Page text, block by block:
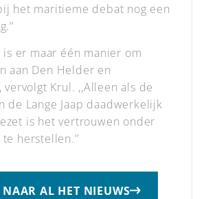
het maritieme debat nog een
is er maar één manier om
aan Den Helder en
vervolgt Krul. ,,Alleen als de
de Lange Jaap daadwerkelijk
is het vertrouwen onder
herstellen.’’
NAAR AL HET NIEUWS